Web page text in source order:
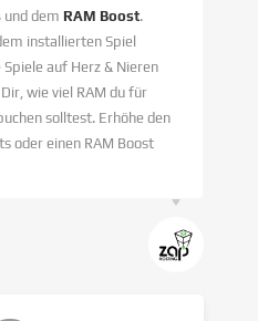
und dem RAM Boost.
installierten Spiel
auf Herz & Nieren
wie viel RAM du für
solltest. Erhöhe den
oder einen RAM Boost